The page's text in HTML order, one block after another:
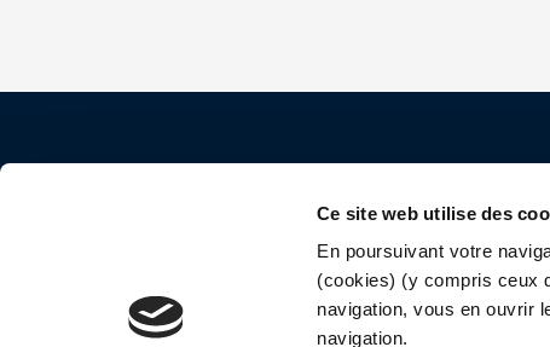
Ce site web utilise des
En poursuivant votre
(cookies) (y compris ceux
navigation, vous en ouvrir
navigation.
40 rue Saint Jacques
75005 Paris